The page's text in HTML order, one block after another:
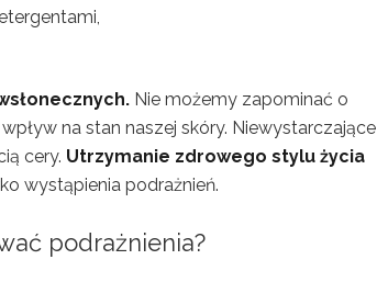
Nie możemy zapominać o
na stan naszej skóry. Niewystarczające
cery. Utrzymanie zdrowego stylu życia
wystąpienia podrażnień.
podrażnienia?